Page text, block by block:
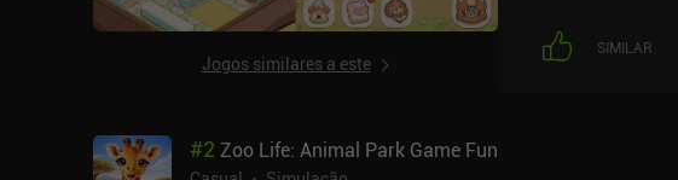
Jogos similares a este
SIMILAR
#2 Zoo Life: Animal Park Game Fun